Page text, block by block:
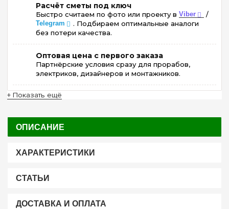
Расчёт сметы под ключ
Быстро считаем по фото или проекту в Viber /
Telegram
. Подбираем оптимальные аналоги
без потери качества.
Оптовая цена с первого заказа
Партнёрские условия сразу для прорабов,
электриков, дизайнеров и монтажников.
+ Показать ещё
ОПИСАНИЕ
ХАРАКТЕРИСТИКИ
СТАТЬИ
ДОСТАВКА И ОПЛАТА